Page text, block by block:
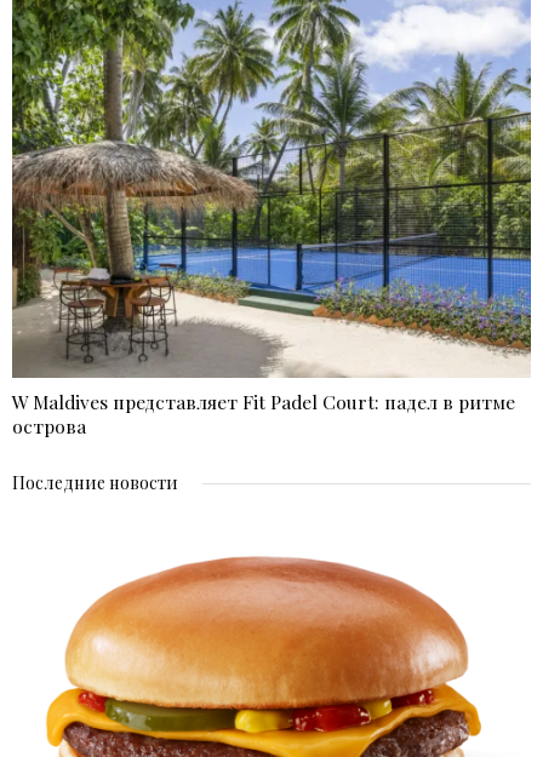
W Maldives представляет Fit Padel Court: падел в ритме
острова
Последние новости